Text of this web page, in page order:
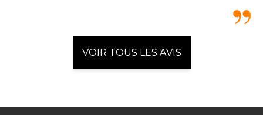
VOIR TOUS LES AVIS